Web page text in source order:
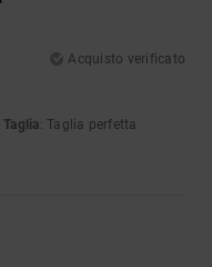
Acquisto verificato
Taglia: Taglia perfetta